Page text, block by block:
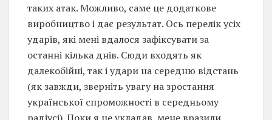
таких атак. Можливо, саме це додаткове
виробництво і дає результат. Ось перелік усіх
ударів, які мені вдалося зафіксувати за
останні кілька днів. Сюди входять як
далекобійні, так і удари на середню відстань
(як завжди, зверніть увагу на зростання
української спроможності в середньому